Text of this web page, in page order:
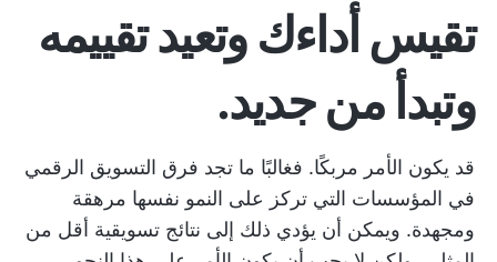
تقيس أداءك وتعيد تقييمه
وتبدأ من جديد.
قد يكون الأمر مربكًا. فغالبًا ما تجد فرق التسويق الرقمي
في المؤسسات التي تركز على النمو نفسها مرهقة
ومجهدة. ويمكن أن يؤدي ذلك إلى نتائج تسويقية أقل من